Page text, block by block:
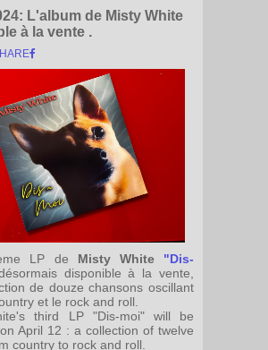
L'album de Misty White
à la vente .
LP de Misty White "Dis-
disponible à la vente,
de douze chansons oscillant
et le rock and roll.
third LP "Dis-moi" will be
April 12 : a collection of twelve
country to rock and roll.